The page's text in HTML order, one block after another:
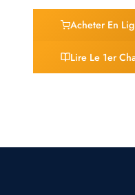
Acheter En
Lire Le 1er